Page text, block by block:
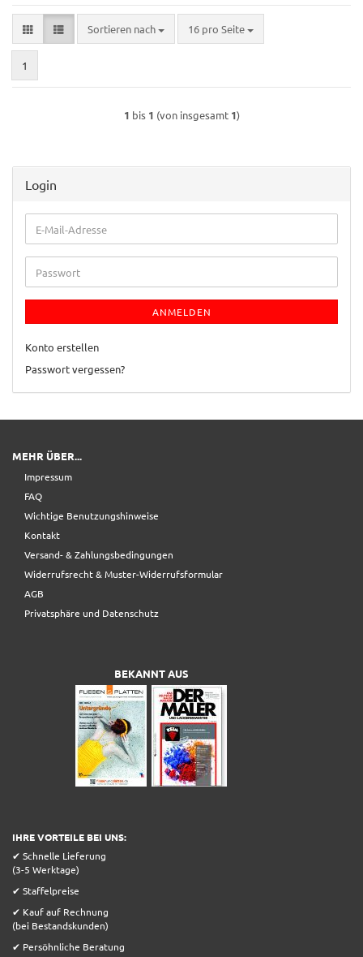
Sortieren nach
Sortieren nach 16 pro Seite
pro Seite
1
1 bis 1 (von insgesamt 1)
Login
E-
Mail-
Adresse
Passwort
ANMELDEN
Konto erstellen
Passwort vergessen?
MEHR ÜBER...
Impressum
FAQ
Wichtige Benutzungshinweise
Kontakt
Versand- & Zahlungsbedingungen
Widerrufsrecht & Muster-Widerrufsformular
AGB
Privatsphäre und Datenschutz
BEKANNT AUS
IHRE VORTEILE BEI UNS:
✔ Schnelle Lieferung
(3-5 Werktage)
✔ Staffelpreise
✔ Kauf auf Rechnung
(bei Bestandskunden)
✔ Persöhnliche Beratung